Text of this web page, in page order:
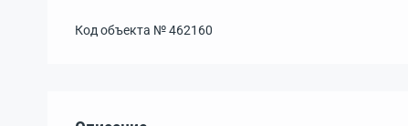
Код объекта №462160